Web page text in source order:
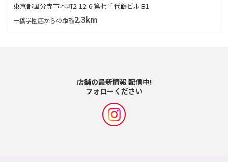
東京都国分寺市本町2-12-6 第七千代鶴ビル B1
一橋学園店からの距離2.3km
店舗の最新情報 配信中!
フォローください